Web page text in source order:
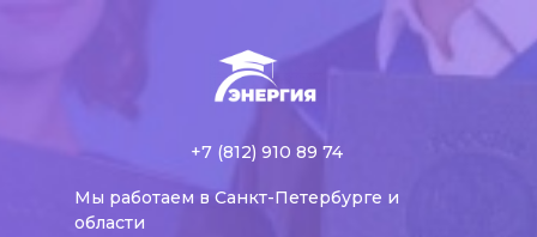
+7 (812) 910 89 74
Мы работаем в Санкт-Петербурге и
области